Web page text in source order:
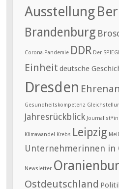
Ausstellung
Brandenburg
Corona-Pandemie DDR Der
Einheit deutsche
Dresden
Gesundheitskompetenz
Jahresrückblick
Klimawandel Krebs Leipzig
Unternehmerinnen in
Newsletter
Ostdeutschland